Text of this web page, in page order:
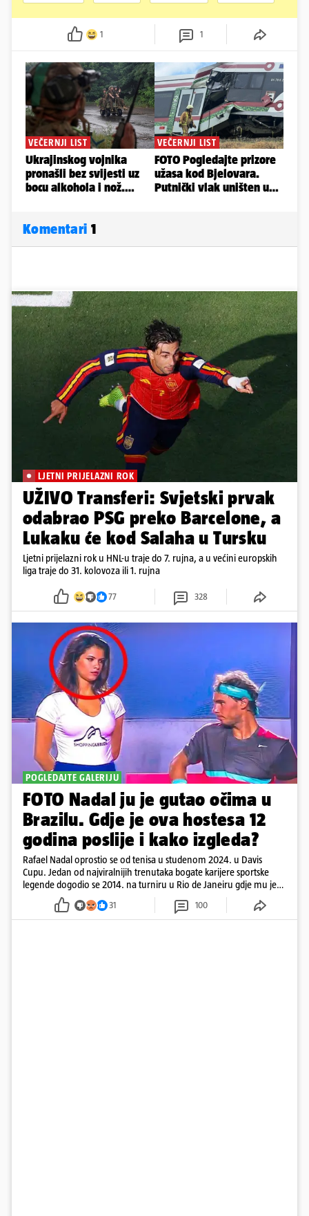
1 1
Komentari 1
LJETNI PRIJELAZNI ROK
UŽIVO Transferi: Svjetski prvak
odabrao PSG preko Barcelone, a
Lukaku će kod Salaha u Tursku
Ljetni prijelazni rok u HNL-u traje do 7. rujna, a u većini europskih
liga traje do 31. kolovoza ili 1. rujna
77 328
POGLEDAJTE GALERIJU
FOTO Nadal ju je gutao očima u
Brazilu. Gdje je ova hostesa 12
godina poslije i kako izgleda?
Rafael Nadal oprostio se od tenisa u studenom 2024. u Davis
Cupu. Jedan od najviralnijih trenutaka bogate karijere sportske
legende dogodio se 2014. na turniru u Rio de Janeiru gdje mu je
pažnju odvlačila ljepotica iza klupe
31 100